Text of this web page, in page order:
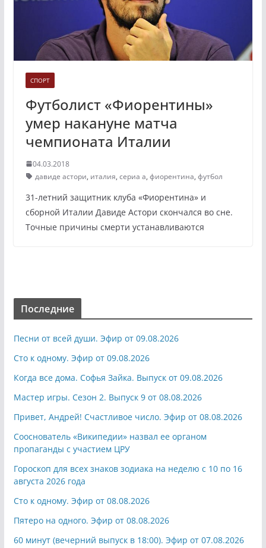
СПОРТ
Футболист «Фиорентины»
умер накануне матча
чемпионата Италии
04.03.2018
давиде астори, италия, сериа а, фиорентина, футбол
31-летний защитник клуба «Фиорентина» и
сборной Италии Давиде Астори скончался во сне.
Точные причины смерти устанавливаются
Последние
Песни от всей души. Эфир от 09.08.2026
Сто к одному. Эфир от 09.08.2026
Когда все дома. Софья Зайка. Выпуск от 09.08.2026
Мастер игры. Сезон 2. Выпуск 9 от 08.08.2026
Привет, Андрей! Счастливое число. Эфир от 08.08.2026
Сооснователь «Википедии» назвал ее органом
пропаганды с участием ЦРУ
Гороскоп для всех знаков зодиака на неделю с 10 по 16
августа 2026 года
Сто к одному. Эфир от 08.08.2026
Пятеро на одного. Эфир от 08.08.2026
60 минут (вечерний выпуск в 18:00). Эфир от 07.08.2026